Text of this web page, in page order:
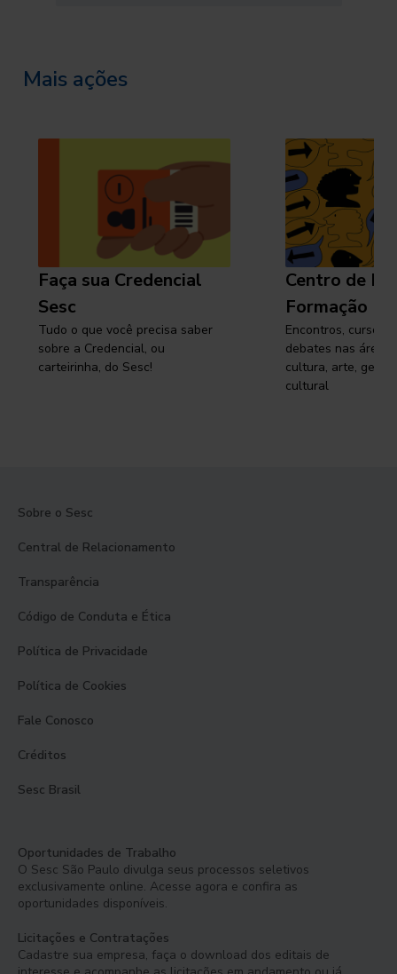
Mais ações
Faça sua Credencial
Sesc
Tudo o que você precisa saber
sobre a Credencial, ou
carteirinha, do Sesc!
Centro de
Formação
Encontros, cursos,
debates nas áreas
cultura, arte,
cultural
Sobre o Sesc
Central de Relacionamento
Transparência
Código de Conduta e Ética
Política de Privacidade
Política de Cookies
Fale Conosco
Créditos
Sesc Brasil
Oportunidades de Trabalho
O Sesc São Paulo divulga seus processos seletivos
exclusivamente online. Acesse agora e confira as
oportunidades disponíveis.
Licitações e Contratações
Cadastre sua empresa, faça o download dos editais de